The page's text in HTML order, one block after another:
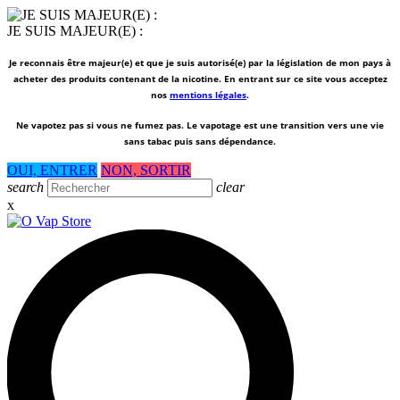
JE SUIS MAJEUR(E) :
Je reconnais être majeur(e) et que je suis autorisé(e) par la législation de mon pays à
acheter des produits contenant de la nicotine. En entrant sur ce site vous acceptez
nos mentions légales.
Ne vapotez pas si vous ne fumez pas. Le vapotage est une transition vers une vie
sans tabac puis sans dépendance.
OUI, ENTRER NON, SORTIR
search
clear
x